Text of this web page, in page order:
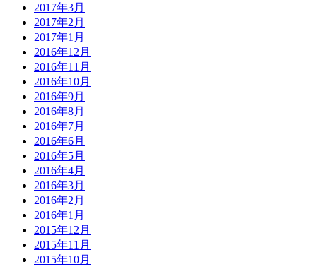
2017年3月
2017年2月
2017年1月
2016年12月
2016年11月
2016年10月
2016年9月
2016年8月
2016年7月
2016年6月
2016年5月
2016年4月
2016年3月
2016年2月
2016年1月
2015年12月
2015年11月
2015年10月